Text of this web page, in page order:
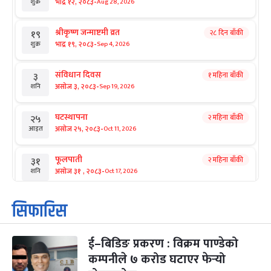
१९
शुक्र
श्रीकृष्ण जन्माष्टमी व्रत
भाद्र १९, २०८३-Sep 4, 2026
२८ दिन बाँकी
३
शनि
संविधान दिवस
असोज ३, २०८३-Sep 19, 2026
१ महिना बाँकी
२५
आइत
घटस्थापना
असोज २५, २०८३-Oct 11, 2026
२ महिना बाँकी
३१
शनि
फूलपाती
असोज ३१ , २०८३-Oct 17, 2026
२ महिना बाँकी
१
आइत
कार्तिक सङ्क्रान्ति
कार्तिक १, २०८३
३
मंगल
महानवमी
कार्तिक ३, २०८३-Oct 20, 2026
२ महिना बाँकी
सिफारिस
ई–बिडिङ प्रकरण : विक्रम पाण्डेको
कम्पनीले ७ करोड घटाएर फेर्‍यो